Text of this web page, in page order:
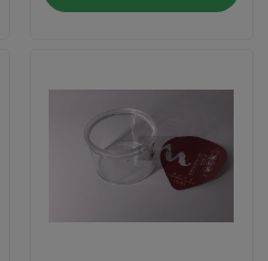
المنتجات